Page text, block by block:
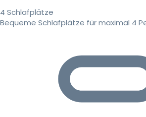
4 Schlafplätze
Bequeme Schlafplätze für maximal 4